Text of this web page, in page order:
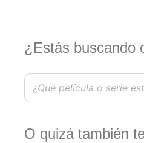
¿Estás buscando
O quizá también